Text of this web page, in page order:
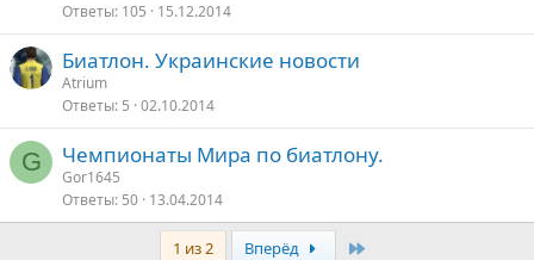
Ответы 105 15.12.2014
Биатлон. Украинские новости
Atrium
Ответы 5 02.10.2014
G Чемпионаты Мира по биатлону.
Gor1645
Ответы 50 13.04.2014
1 из 2 Вперёд